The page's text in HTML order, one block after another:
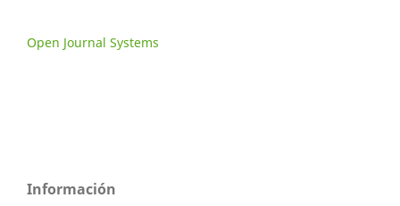
Open Journal Systems
Información